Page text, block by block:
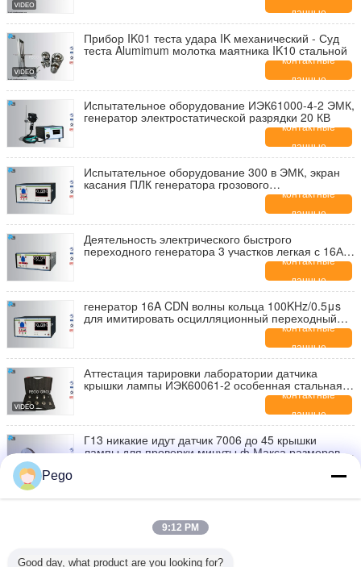
данные
Прибор IK01 теста удара IK механический - Суд
теста Alumimum молотка маятника IK10 стальной
контактные
данные
Испытательное оборудование ИЭК61000-4-2 ЭМК,
генератор электростатической разрядки 20 КВ
контактные
данные
Испытательное оборудование 300 в ЭМК, экран
касания ПЛК генератора грозового
контактные
данные
Деятельность электрического быстрого
переходного генератора 3 участков легкая с 16А
контактные
данные
генератор 16A CDN волны кольца 100KHz/0.5μs
для имитировать осцилляционный переходный
контактные
данные
Аттестация тарировки лаборатории датчика
крышки лампы ИЭК60061-2 особенная стальная
контактные
данные
Г13 никакие идут датчик 7006 до 45 крышки
лампы для проверки минуты ф Макса размеров е
одобренными КОНСЕРВНЫМИ БАНКАМИ датчика
Pego
9:12 PM
Good day, what product are you looking for?